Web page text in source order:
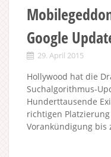
Google
29. April 2015
Hollywood hat die
Suchalgorithmus-
Hunderttausende
richtigen
Vorankündigung bis